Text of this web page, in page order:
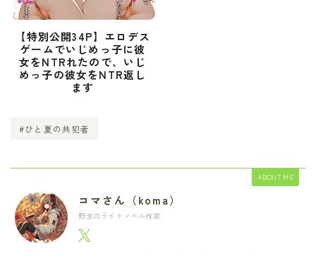
【特別公開34P】エロデス
ゲームでいじめっ子に彼
女をNTRれたので、いじ
めっ子の彼女をNTR返し
ます
#ひと夏の共犯者
ABOUT ME
コマさん（koma）
野生のライトノベル作家